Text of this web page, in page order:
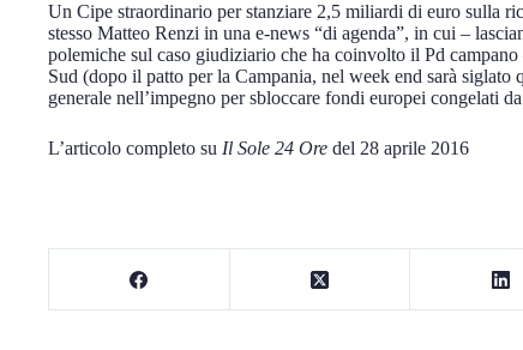
Un Cipe straordinario per stanziare 2,5 miliardi di euro sulla
stesso Matteo Renzi in una e-news “di agenda”, in cui –
polemiche sul caso giudiziario che ha coinvolto il Pd
Sud (dopo il patto per la Campania, nel week end sarà
generale nell’impegno per sbloccare fondi europei congelati
L’articolo completo su Il Sole 24 Ore del 28 aprile 2016